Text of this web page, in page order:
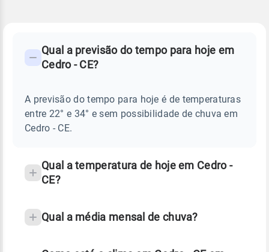
TEMPO
Perguntas
sobre
chuva
Qual a previsão do tempo para hoje em
Cedro - CE?
A previsão do tempo para hoje é de temperaturas
entre 22° e 34° e sem possibilidade de chuva em
Cedro - CE.
Qual a temperatura de hoje em Cedro -
CE?
Qual a média mensal de chuva?